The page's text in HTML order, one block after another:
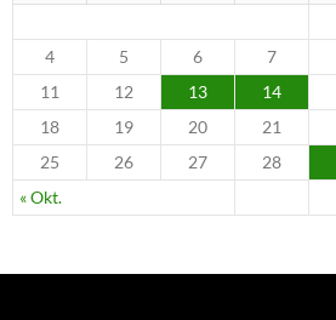
« Okt.
4
5 6 7
11
12 13 14
18
19 20 21
25
26 27 28